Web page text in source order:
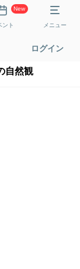
New
ント メニュー
ログイン
自然観